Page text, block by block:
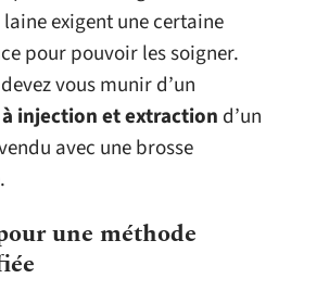
exigent une certaine
pour pouvoir les soigner.
vous munir d’un
injection et extraction d’un
avec une brosse
une méthode